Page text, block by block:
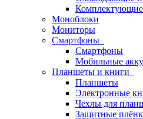
Комплектующие
Моноблоки
Мониторы
Смартфоны
Смартфоны
Мобильные
Планшеты и книги
Планшеты
Электронные
Чехлы для
Защитные